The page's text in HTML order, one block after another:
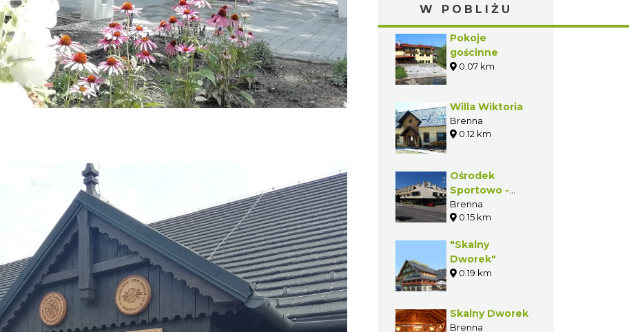
W POBLIŻU
Pokoje
gościnne
0.07 km
Willa Wiktoria
Brenna
0.12 km
Ośrodek
Sportowo -
Wypoczynkowy
"Hala
Brenna
0.15 km
"Skalny
Dworek"
0.19 km
Skalny Dworek
Brenna